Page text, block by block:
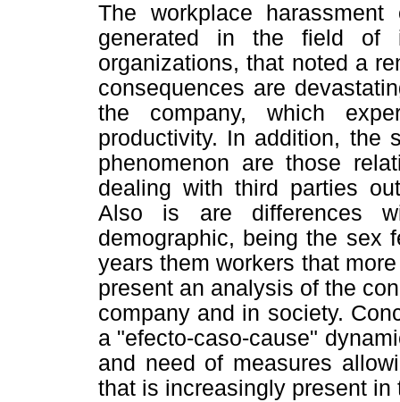
The workplace
generated in the field of
organizations, that noted a
consequences are
the company, which
productivity. In addition, the
phenomenon are those
dealing with third parties
Also is are differences
demographic, being the sex
years them workers that
present an analysis of the
company and in society.
a "efecto-caso-cause"
and need of measures
that is increasingly present in